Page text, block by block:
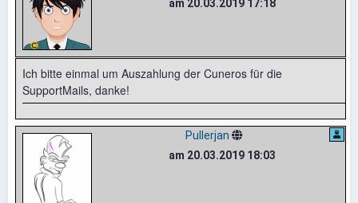
am 20.03.2019 17:18
Ich bitte einmal um Auszahlung der Cuneros für die
SupportMails, danke!
Pullerjan
am 20.03.2019 18:03